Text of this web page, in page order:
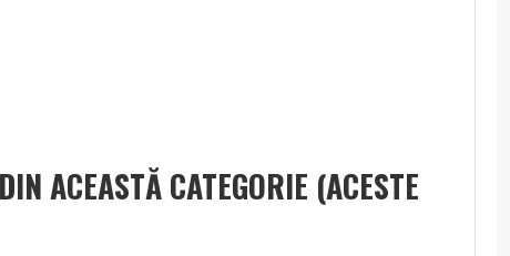
ACEASTĂ CATEGORIE (ACESTE